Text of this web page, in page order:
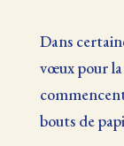
Dans
vœux pour la
bouts de